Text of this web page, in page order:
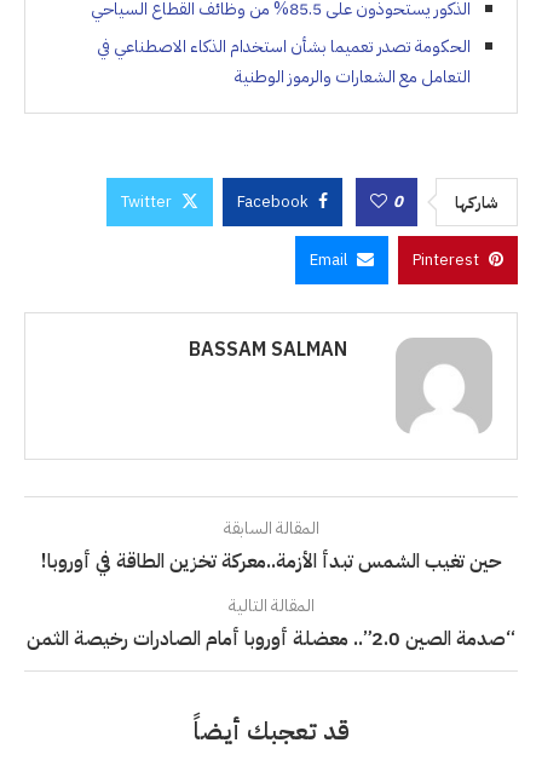
الذكور يستحوذون على 85.5% من وظائف القطاع السياحي
الحكومة تصدر تعميما بشأن استخدام الذكاء الاصطناعي في
التعامل مع الشعارات والرموز الوطنية
شاركها 0
Facebook
Twitter
Pinterest
Email
BASSAM SALMAN
المقالة السابقة
حين تغيب الشمس تبدأ الأزمة..معركة تخزين الطاقة في أوروبا!
المقالة التالية
“صدمة الصين 2.0”.. معضلة أوروبا أمام الصادرات رخيصة الثمن
قد تعجبك أيضاً